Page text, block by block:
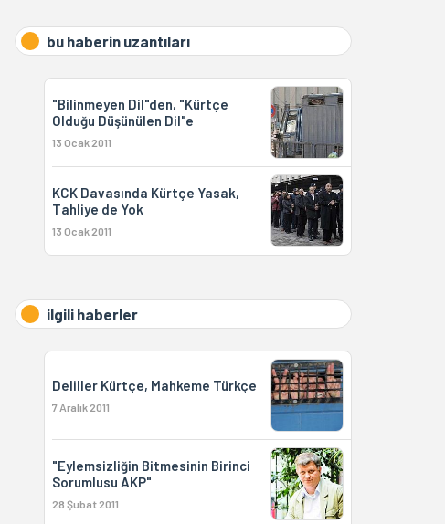
bu haberin uzantıları
"Bilinmeyen Dil"den, "Kürtçe
Olduğu Düşünülen Dil"e
13 Ocak 2011
KCK Davasında Kürtçe Yasak,
Tahliye de Yok
13 Ocak 2011
ilgili haberler
Deliller Kürtçe, Mahkeme Türkçe
7 Aralık 2011
"Eylemsizliğin Bitmesinin Birinci
Sorumlusu AKP"
28 Şubat 2011